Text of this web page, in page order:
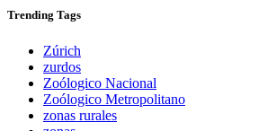
Trending Tags
Zúrich
zurdos
Zoólogico Nacional
Zoólogico Metropolitano
zonas rurales